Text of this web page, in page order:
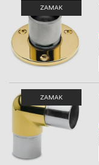
ZAMAK
ZAMAK